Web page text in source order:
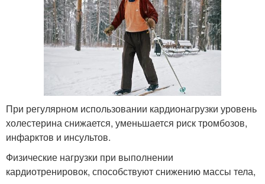
При регулярном использовании кардионагрузки уровень
холестерина снижается, уменьшается риск тромбозов,
инфарктов и инсультов.
Физические нагрузки при выполнении
кардиотренировок, способствуют снижению массы тела,